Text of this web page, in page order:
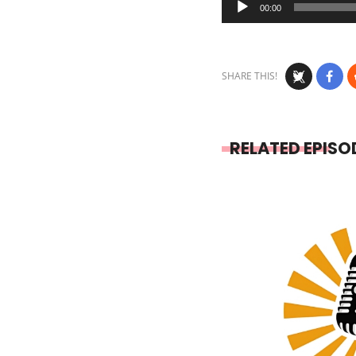
Player
00:00
SHARE THIS!
RELATED